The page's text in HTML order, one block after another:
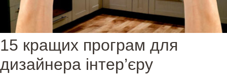
15 кращих програм для
дизайнера інтер’єру